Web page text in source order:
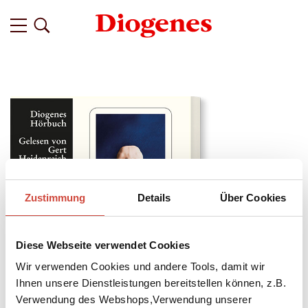
Zustimmung Details Über Cookies
Diese Webseite verwendet Cookies
Wir verwenden Cookies und andere Tools, damit wir
Ihnen unsere Dienstleistungen bereitstellen können, z.B.
Verwendung des Webshops,Verwendung unserer
↘